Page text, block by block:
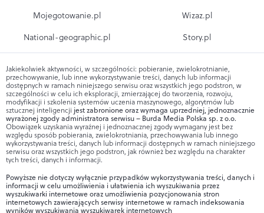
Mojegotowanie.pl
National-geographic.pl
Wizaz.pl
Story.pl
Jakiekolwiek aktywności, w szczególności: pobieranie, zwielokrotnianie,
przechowywanie, lub inne wykorzystywanie treści, danych lub informacji
dostępnych w ramach niniejszego serwisu oraz wszystkich jego podstron, w
szczególności w celu ich eksploracji, zmierzającej do tworzenia, rozwoju,
modyfikacji i szkolenia systemów uczenia maszynowego, algorytmów lub
sztucznej inteligencji jest zabronione oraz wymaga uprzedniej, jednoznacznie
wyrażonej zgody administratora serwisu – Burda Media Polska sp. z o.o.
Obowiązek uzyskania wyraźnej i jednoznacznej zgody wymagany jest bez
względu sposób pobierania, zwielokrotniania, przechowywania lub innego
wykorzystywania treści, danych lub informacji dostępnych w ramach niniejszego
serwisu oraz wszystkich jego podstron, jak również bez względu na charakter
tych treści, danych i informacji.
Powyższe nie dotyczy wyłącznie przypadków wykorzystywania treści, danych i
informacji w celu umożliwienia i ułatwienia ich wyszukiwania przez
wyszukiwarki internetowe oraz umożliwienia pozycjonowania stron
internetowych zawierających serwisy internetowe w ramach indeksowania
wyników wyszukiwania wyszukiwarek internetowych